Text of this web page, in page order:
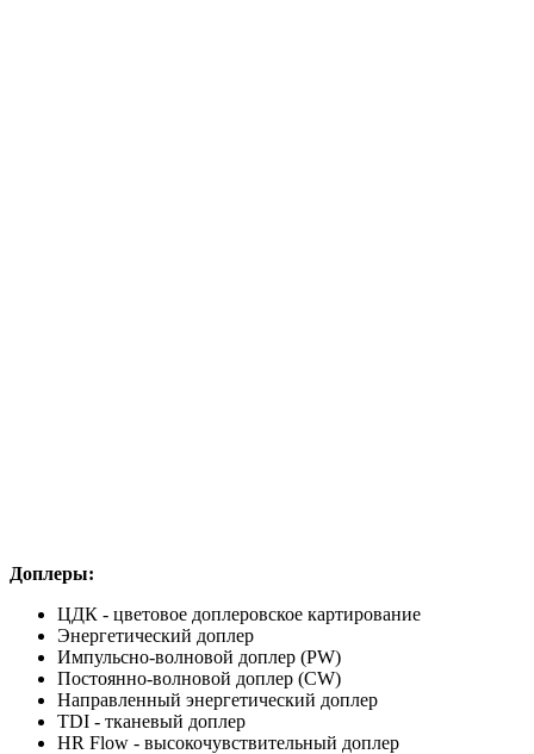
Доплеры:
ЦДК - цветовое доплеровское картирование
Энергетический доплер
Импульсно-волновой доплер (PW)
Постоянно-волновой доплер (CW)
Направленный энергетический доплер
TDI - тканевый доплер
HR Flow - высокочувствительный доплер